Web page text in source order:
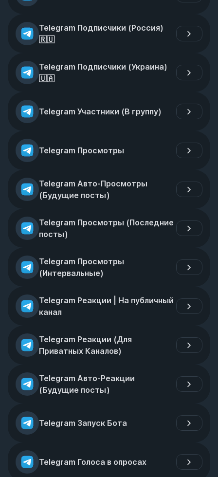
Telegram Подписчики (Россия)
🇷🇺
Telegram Подписчики (Украина)
🇺🇦
Telegram Участники (В группу)
Telegram Просмотры
Telegram Авто-Просмотры
(Будущие посты)
Telegram Просмотры (Последние
посты)
Telegram Просмотры
(Интервальные)
Telegram Реакции | На публичный
канал
Telegram Реакции (Для
Приватных Каналов)
Telegram Авто-Реакции
(Будущие посты)
Telegram Запуск Бота
Telegram Голоса в опросах